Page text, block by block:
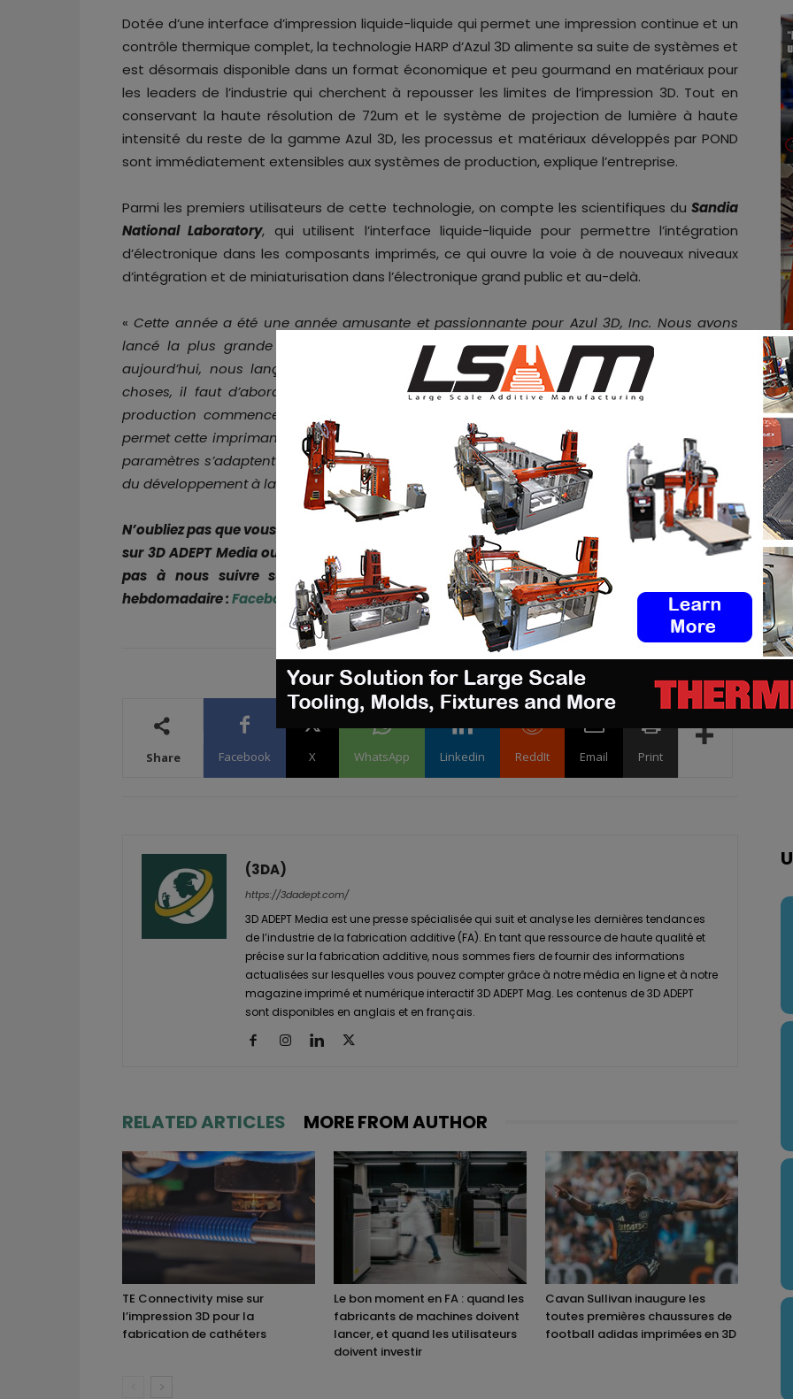
Dotée d’une interface d’impression liquide-liquide qui permet une impression continue et un
contrôle thermique complet, la technologie HARP d’Azul 3D alimente sa suite de systèmes et
est désormais disponible dans un format économique et peu gourmand en matériaux pour
les leaders de l’industrie qui cherchent à repousser les limites de l’impression 3D. Tout en
conservant la haute résolution de 72um et le système de projection de lumière à haute
intensité du reste de la gamme Azul 3D, les processus et matériaux développés par POND
sont immédiatement extensibles aux systèmes de production, explique l’entreprise.
Parmi les premiers utilisateurs de cette technologie, on compte les scientifiques du Sandia
National Laboratory, qui utilisent l’interface liquide-liquide pour permettre l’intégration
d’électronique dans les composants imprimés, ce qui ouvre la voie à de nouveaux niveaux
d’intégration et de miniaturisation dans l’électronique grand public et au-delà.
«Cette année a été une année amusante et passionnante pour Azul 3D, Inc. Nous avons
lancé la plus grande imprimante DLP jamais commercialisée il y a quelques mois, et
aujourd’hui, nous lançons notre plus petite imprimante. Parfois, pour faire de grandes
choses, il faut d’abord faire de petites choses. Nous pensons que les percées dans la
production commencent par des percées dans les matériaux. C’est exactement ce que
permet cette imprimante : le développement rapide de nouveaux matériaux, tandis que les
paramètres s’adaptent parfaitement à nos plates-formes LAKE et OCEAN lorsque l’on passe
du développement à la production
», explique la sociétélors du lancement.
N’oubliez pas que vous pouvez
les offres d’emploi de l’industrie de la FA
sur 3D ADEPT Media ou
rechercher un emploi
via notre tableau d’offres d’emploi. N’hésitez
pas à nous suivre sur nos réseaux sociaux et à vous inscrire à notre newsletter
hebdomadaire :Facebook,Twitter,LinkedIn& Instagram!
Share Facebook X WhatsApp Linkedin ReddIt Email Print
(3DA)
https://3dadept.com/
3D ADEPT Media est une presse spécialisée qui suit et analyse les dernières tendances
de l’industrie de la fabrication additive (FA). En tant que ressource de haute qualité et
précise sur la fabrication additive, nous sommes fiers de fournir des informations
actualisées sur lesquelles vous pouvez compter grâce à notre média en ligne et à notre
magazine imprimé et numérique interactif 3D ADEPT Mag. Les contenus de 3D ADEPT
sont disponibles en anglais et en français.
RELATED ARTICLES MORE FROM AUTHOR
TE Connectivity mise sur
l’impression 3D pour la
fabrication de cathéters
Le bon moment en FA : quand les
fabricants de machines doivent
lancer, et quand les utilisateurs
doivent investir
Cavan Sullivan inaugure les
toutes premières chaussures de
football adidas imprimées en 3D